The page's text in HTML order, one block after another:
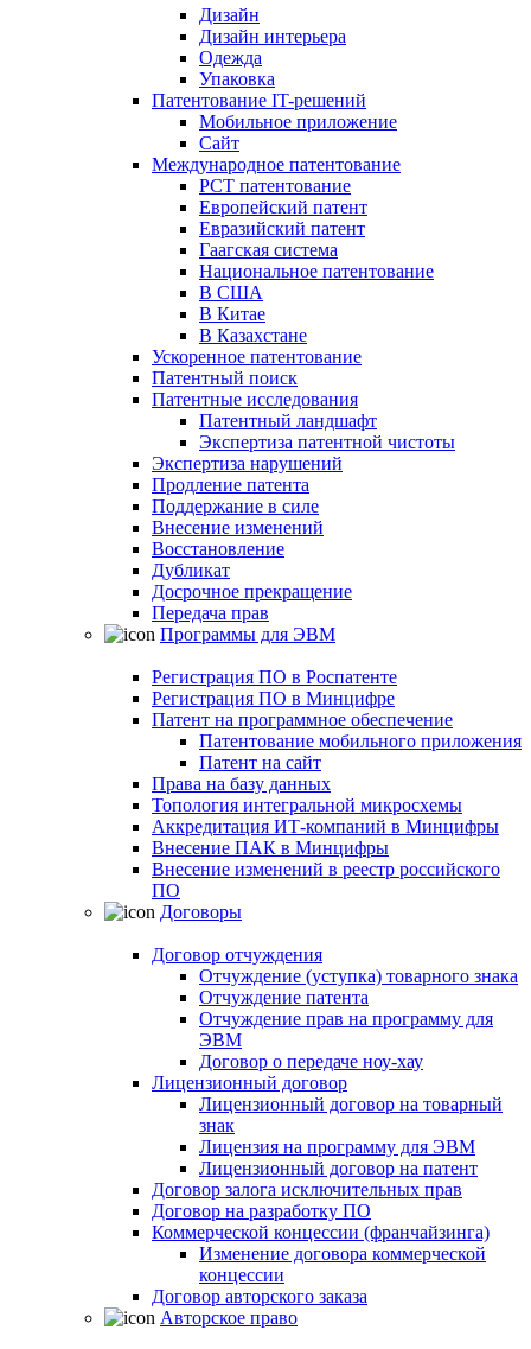
Дизайн
Дизайн интерьера
Одежда
Упаковка
Патентование IT-решений
Мобильное приложение
Сайт
Международное патентование
PCT патентование
Европейский патент
Евразийский патент
Гаагская система
Национальное патентование
В США
В Китае
В Казахстане
Ускоренное патентование
Патентный поиск
Патентные исследования
Патентный ландшафт
Экспертиза патентной чистоты
Экспертиза нарушений
Продление патента
Поддержание в силе
Внесение изменений
Восстановление
Дубликат
Досрочное прекращение
Передача прав
Программы для ЭВМ
Регистрация ПО в Роспатенте
Регистрация ПО в Минцифре
Патент на программное обеспечение
Патентование мобильного приложения
Патент на сайт
Права на базу данных
Топология интегральной микросхемы
Аккредитация ИТ-компаний в Минцифры
Внесение ПАК в Минцифры
Внесение изменений в реестр российского
ПО
Договоры
Договор отчуждения
Отчуждение (уступка) товарного знака
Отчуждение патента
Отчуждение прав на программу для
ЭВМ
Договор о передаче ноу-хау
Лицензионный договор
Лицензионный договор на товарный
знак
Лицензия на программу для ЭВМ
Лицензионный договор на патент
Договор залога исключительных прав
Договор на разработку ПО
Коммерческой концессии (франчайзинга)
Изменение договора коммерческой
концессии
Договор авторского заказа
Авторское право